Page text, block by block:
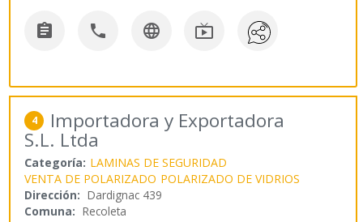
   
4 Importadora y Exportadora
S.L. Ltda
Categoría: LAMINAS DE SEGURIDAD
VENTA DE POLARIZADO POLARIZADO DE VIDRIOS
Dirección: Dardignac 439
Comuna: Recoleta